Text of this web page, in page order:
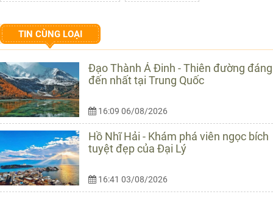
TIN CÙNG LOẠI
Đạo Thành Á Đinh - Thiên đường đáng
đến nhất tại Trung Quốc
16:09 06/08/2026
Hồ Nhĩ Hải - Khám phá viên ngọc bích
tuyệt đẹp của Đại Lý
16:41 03/08/2026